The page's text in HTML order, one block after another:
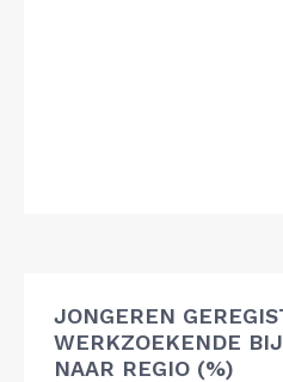
JONGEREN
WERKZOEKENDE
NAAR REGIO (%)